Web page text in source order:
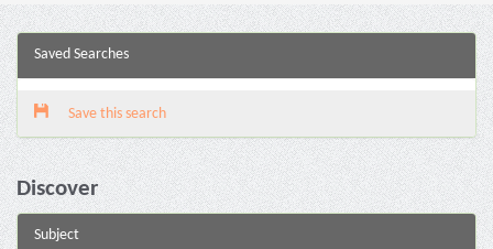
Saved Searches
Save this search
Discover
Subject